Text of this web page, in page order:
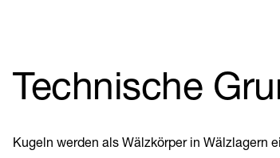
Technische
Kugeln werden als Wälzkörper in Wälzlagern